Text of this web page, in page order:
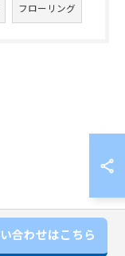
フローリング
合わせはこちら